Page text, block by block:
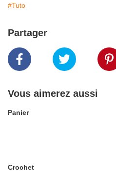
#Tuto
Partager
Vous aimerez aussi
Panier
Crochet